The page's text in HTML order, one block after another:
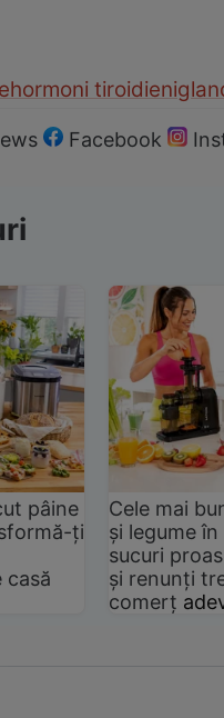
hormoni tiroidieni
Facebook
pâine
ți
casă
Cele mai
și legume
sucuri
și renunți
comerț